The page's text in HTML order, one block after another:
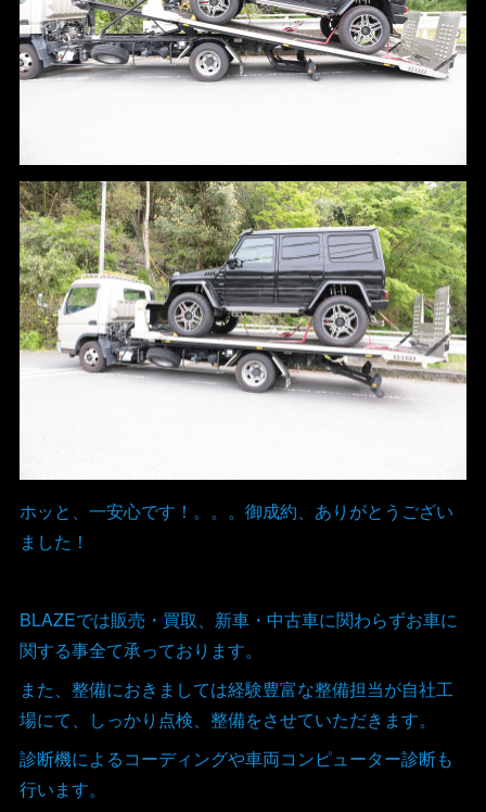
ホッと、一安心です！。。。御成約、ありがとうござい
ました！
BLAZEでは販売・買取、新車・中古車に関わらずお車に
関する事全て承っております。
また、整備におきましては経験豊富な整備担当が自社工
場にて、しっかり点検、整備をさせていただきます。
診断機によるコーディングや車両コンピューター診断も
行います。